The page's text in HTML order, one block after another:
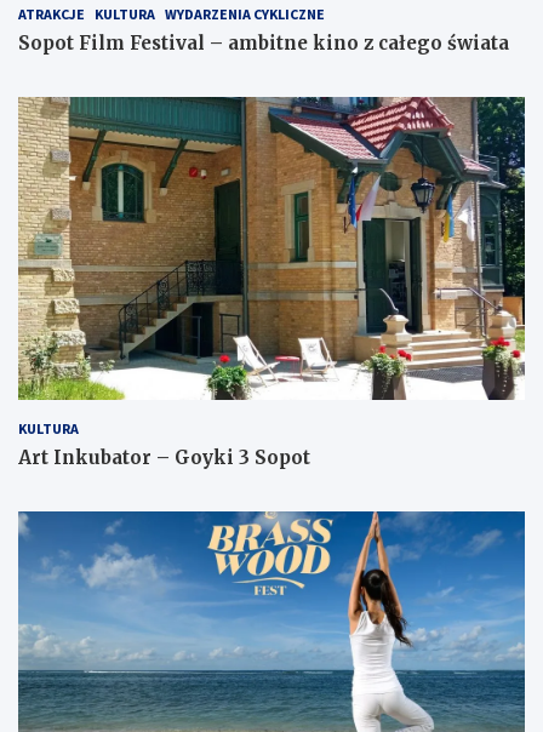
ATRAKCJE KULTURA WYDARZENIA CYKLICZNE
Sopot Film Festival – ambitne kino z całego świata
KULTURA
Art Inkubator – Goyki 3 Sopot